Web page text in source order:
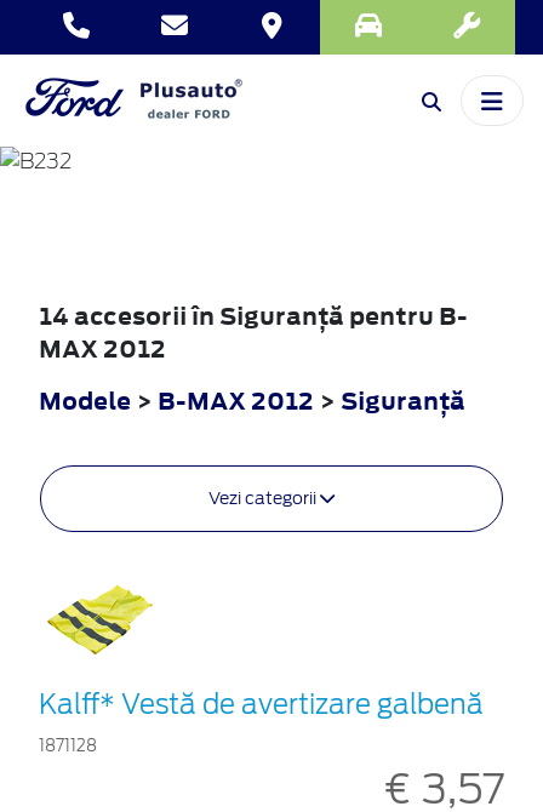
B-MAX
14 accesorii în Siguranţă pentru B-
MAX 2012
Modele > B-MAX 2012 > Siguranţă
Vezi categorii
Kalff* Vestă de avertizare galbenă
1871128
€ 3,57